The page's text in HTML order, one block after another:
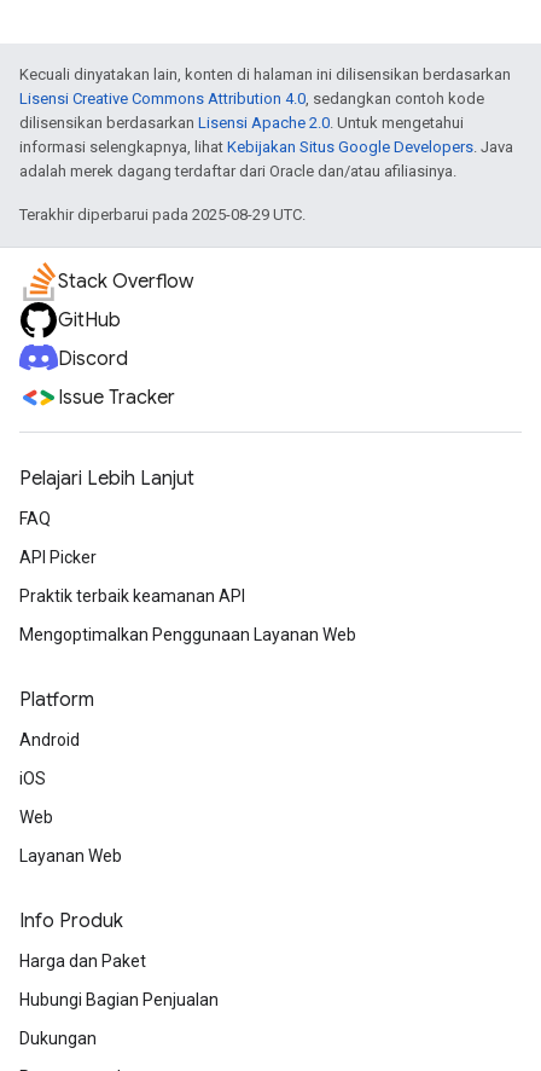
Kecuali dinyatakan lain, konten di halaman ini dilisensikan berdasarkan
Lisensi Creative Commons Attribution 4.0, sedangkan contoh kode
dilisensikan berdasarkan Lisensi Apache 2.0. Untuk mengetahui
informasi selengkapnya, lihat Kebijakan Situs Google Developers. Java
adalah merek dagang terdaftar dari Oracle dan/atau afiliasinya.
Terakhir diperbarui pada 2025-08-29 UTC.
Stack Overflow
GitHub
Discord
Issue Tracker
Pelajari Lebih Lanjut
FAQ
API Picker
Praktik terbaik keamanan API
Mengoptimalkan Penggunaan Layanan Web
Platform
Android
iOS
Web
Layanan Web
Info Produk
Harga dan Paket
Hubungi Bagian Penjualan
Dukungan